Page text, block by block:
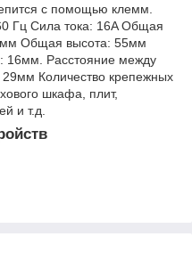
с помощью клемм.
Гц Сила тока: 16A Общая
Общая высота: 55мм
16мм. Расстояние между
Количество крепежных
шкафа, плит,
и т.д.